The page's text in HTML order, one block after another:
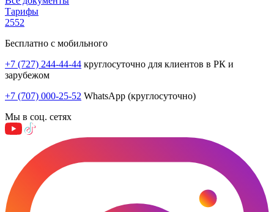
Тарифы
2552
Бесплатно с мобильного
+7 (727) 244-44-44 круглосуточно для клиентов в РК и
зарубежом
+7 (707) 000-25-52 WhatsApp (круглосуточно)
Мы в соц. сетях